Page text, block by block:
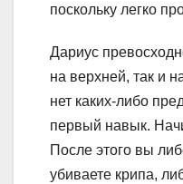
поскольку легко
Дариус
на верхней, так и
нет каких-либо
первый навык.
После этого вы
убиваете крипа,